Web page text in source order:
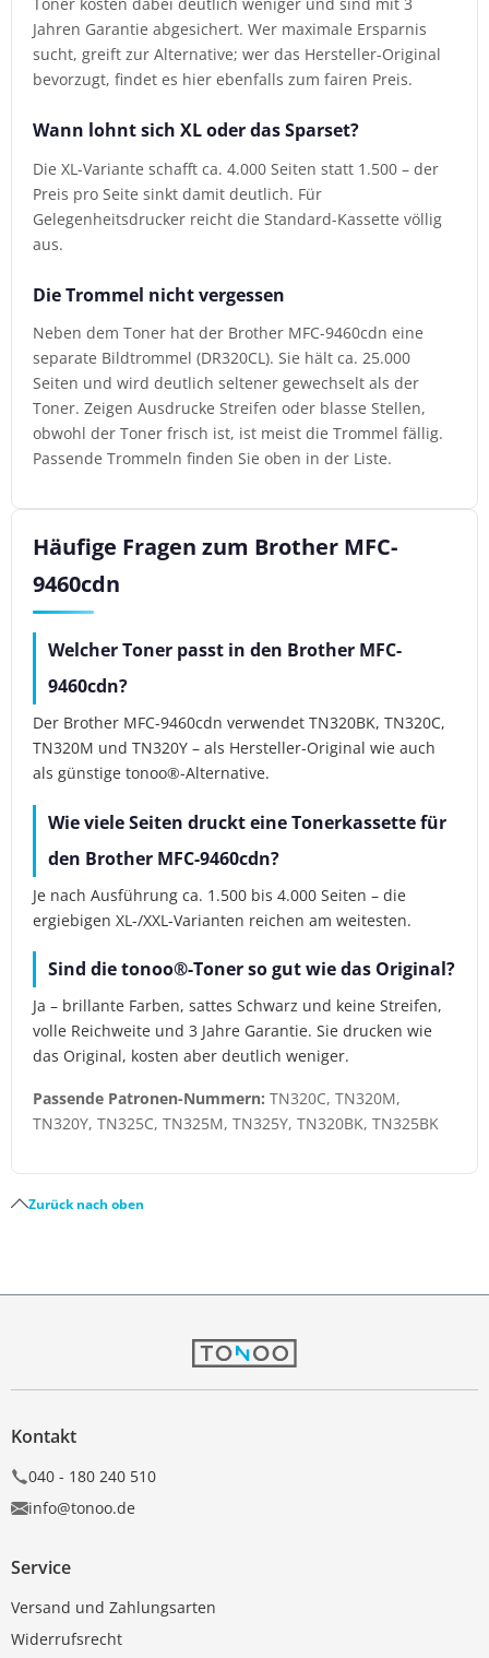
Jahren Garantie abgesichert. Wer maximale Ersparnis
sucht, greift zur Alternative; wer das Hersteller-Original
bevorzugt, findet es hier ebenfalls zum fairen Preis.
Wann lohnt sich XL oder das Sparset?
Die XL-Variante schafft ca. 4.000 Seiten statt 1.500 – der
Preis pro Seite sinkt damit deutlich. Für
Gelegenheitsdrucker reicht die Standard-Kassette völlig
aus.
Die Trommel nicht vergessen
Neben dem Toner hat der Brother MFC-9460cdn eine
separate Bildtrommel (DR320CL). Sie hält ca. 25.000
Seiten und wird deutlich seltener gewechselt als der
Toner. Zeigen Ausdrucke Streifen oder blasse Stellen,
obwohl der Toner frisch ist, ist meist die Trommel fällig.
Passende Trommeln finden Sie oben in der Liste.
Häufige Fragen zum Brother MFC-
9460cdn
Welcher Toner passt in den Brother MFC-
9460cdn?
Der Brother MFC-9460cdn verwendet TN320BK, TN320C,
TN320M und TN320Y – als Hersteller-Original wie auch
als günstige tonoo®-Alternative.
Wie viele Seiten druckt eine Tonerkassette für
den Brother MFC-9460cdn?
Je nach Ausführung ca. 1.500 bis 4.000 Seiten – die
ergiebigen XL-/XXL-Varianten reichen am weitesten.
Sind die tonoo®-Toner so gut wie das Original?
Ja – brillante Farben, sattes Schwarz und keine Streifen,
volle Reichweite und 3 Jahre Garantie. Sie drucken wie
das Original, kosten aber deutlich weniger.
Passende Patronen-Nummern: TN320C, TN320M,
TN320Y, TN325C, TN325M, TN325Y, TN320BK, TN325BK
Zurück nach oben
Kontakt
040 - 180 240 510
info@tonoo.de
Service
Versand und Zahlungsarten
Widerrufsrecht